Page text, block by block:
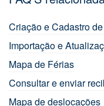
Criação e Cadastro
Importação e
Mapa de Férias
Consultar e enviar
Mapa de deslocações